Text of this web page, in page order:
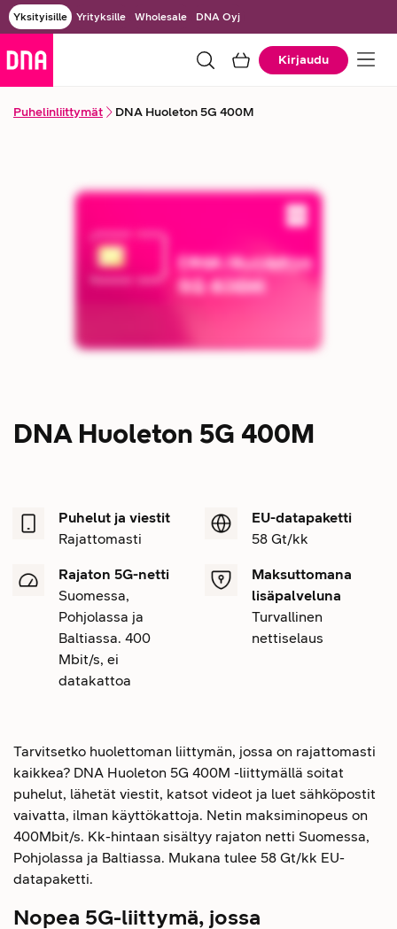
Yksityisille Yrityksille Wholesale DNA Oyj
Kirjaudu
Puhelinliittymät DNA Huoleton 5G 400M
DNA Huoleton 5G 400M
Puhelut ja viestit
Rajattomasti
EU-datapaketti
58 Gt/kk
Rajaton 5G-netti
Suomessa,
Pohjolassa ja
Baltiassa. 400
Mbit/s, ei
datakattoa
Maksuttomana
lisäpalveluna
Turvallinen
nettiselaus
Tarvitsetko huolettoman liittymän, jossa on rajattomasti
kaikkea? DNA Huoleton 5G 400M -liittymällä soitat
puhelut, lähetät viestit, katsot videot ja luet sähköpostit
vaivatta, ilman käyttökattoja. Netin maksiminopeus on
400Mbit/s. Kk-hintaan sisältyy rajaton netti Suomessa,
Pohjolassa ja Baltiassa. Mukana tulee 58 Gt/kk EU-
datapaketti.
Nopea 5G-liittymä, jossa